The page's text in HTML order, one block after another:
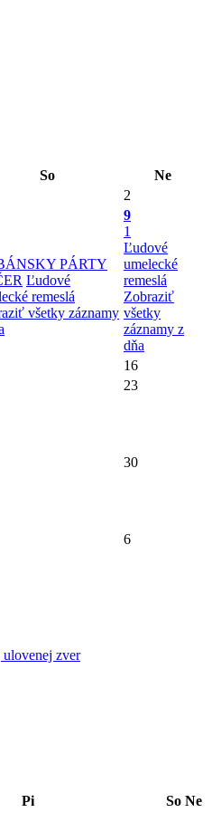
So
Ne
2
PÁRTY
Ľudové
remeslá
všetky záznamy
9
1
Ľudové
umelecké
remeslá
Zobraziť
všetky
záznamy z
dňa
16
23
30
6
Pi So Ne